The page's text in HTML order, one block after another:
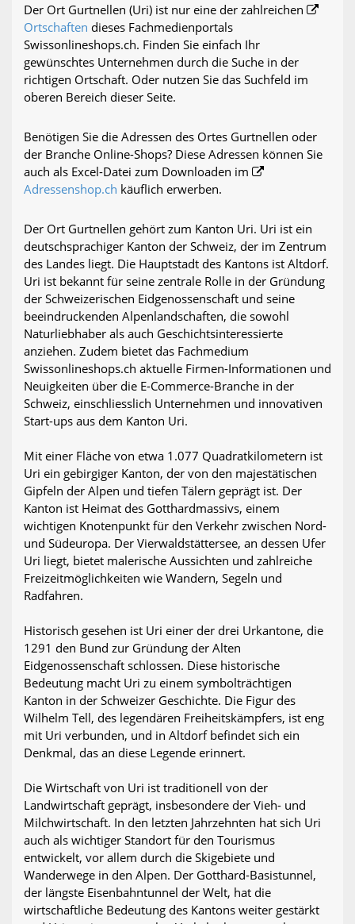
Der Ort Gurtnellen (Uri) ist nur eine der zahlreichen
Ortschaften dieses Fachmedienportals
Swissonlineshops.ch. Finden Sie einfach Ihr
gewünschtes Unternehmen durch die Suche in der
richtigen Ortschaft. Oder nutzen Sie das Suchfeld im
oberen Bereich dieser Seite.
Benötigen Sie die Adressen des Ortes Gurtnellen oder
der Branche Online-Shops? Diese Adressen können Sie
auch als Excel-Datei zum Downloaden im
Adressenshop.ch käuflich erwerben.
Der Ort Gurtnellen gehört zum Kanton Uri. Uri ist ein
deutschsprachiger Kanton der Schweiz, der im Zentrum
des Landes liegt. Die Hauptstadt des Kantons ist Altdorf.
Uri ist bekannt für seine zentrale Rolle in der Gründung
der Schweizerischen Eidgenossenschaft und seine
beeindruckenden Alpenlandschaften, die sowohl
Naturliebhaber als auch Geschichtsinteressierte
anziehen. Zudem bietet das Fachmedium
Swissonlineshops.ch aktuelle Firmen-Informationen und
Neuigkeiten über die E-Commerce-Branche in der
Schweiz, einschliesslich Unternehmen und innovativen
Start-ups aus dem Kanton Uri.
Mit einer Fläche von etwa 1.077 Quadratkilometern ist
Uri ein gebirgiger Kanton, der von den majestätischen
Gipfeln der Alpen und tiefen Tälern geprägt ist. Der
Kanton ist Heimat des Gotthardmassivs, einem
wichtigen Knotenpunkt für den Verkehr zwischen Nord-
und Südeuropa. Der Vierwaldstättersee, an dessen Ufer
Uri liegt, bietet malerische Aussichten und zahlreiche
Freizeitmöglichkeiten wie Wandern, Segeln und
Radfahren.
Historisch gesehen ist Uri einer der drei Urkantone, die
1291 den Bund zur Gründung der Alten
Eidgenossenschaft schlossen. Diese historische
Bedeutung macht Uri zu einem symbolträchtigen
Kanton in der Schweizer Geschichte. Die Figur des
Wilhelm Tell, des legendären Freiheitskämpfers, ist eng
mit Uri verbunden, und in Altdorf befindet sich ein
Denkmal, das an diese Legende erinnert.
Die Wirtschaft von Uri ist traditionell von der
Landwirtschaft geprägt, insbesondere der Vieh- und
Milchwirtschaft. In den letzten Jahrzehnten hat sich Uri
auch als wichtiger Standort für den Tourismus
entwickelt, vor allem durch die Skigebiete und
Wanderwege in den Alpen. Der Gotthard-Basistunnel,
der längste Eisenbahntunnel der Welt, hat die
wirtschaftliche Bedeutung des Kantons weiter gestärkt